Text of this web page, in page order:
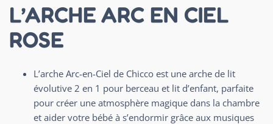
L’ARCHE ARC EN CIEL
ROSE
L’arche Arc-en-Ciel de Chicco est une arche de lit
évolutive 2 en 1 pour berceau et lit d’enfant, parfaite
pour créer une atmosphère magique dans la chambre
et aider votre bébé à s’endormir grâce aux musiques